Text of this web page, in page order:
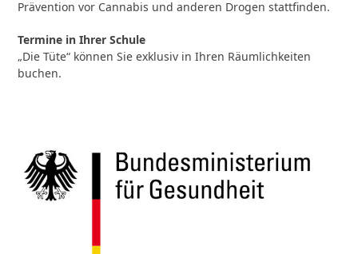
Prävention vor Cannabis und anderen Drogen stattfinden.
Termine in Ihrer Schule
„Die Tüte“ können Sie exklusiv in Ihren Räumlichkeiten
buchen.